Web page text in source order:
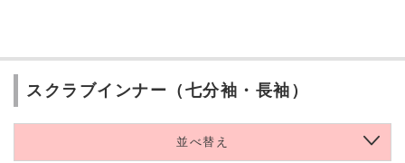
スクラブインナー（七分袖・長袖）
並べ替え